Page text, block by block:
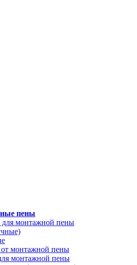
пены
для монтажной пены
монтажной пены
монтажной пены